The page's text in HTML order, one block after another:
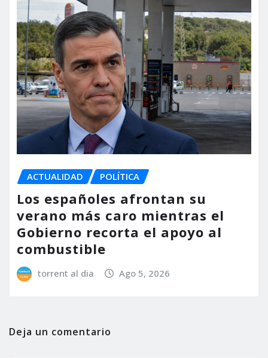
ACTUALIDAD POLÍTICA
Los españoles afrontan su
verano más caro mientras el
Gobierno recorta el apoyo al
combustible
torrent al dia Ago 5, 2026
Deja un comentario